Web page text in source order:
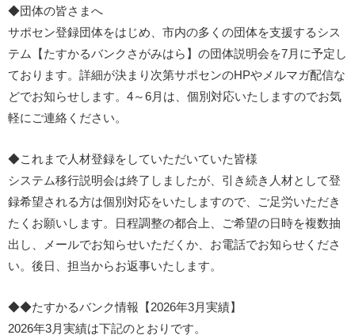
◆団体の皆さまへ
サポセン登録団体をはじめ、市内の多くの団体を支援するシス
テム【たすかるバンクさがみはら】の団体説明会を7月に予定し
ております。詳細が決まり次第サポセンのHPやメルマガ配信な
どでお知らせします。4～6月は、個別対応いたしますのでお気
軽にご連絡ください。
◆これまで人材登録をしていただいていた皆様
システム移行説明会は終了しましたが、引き続き人材として登
録希望される方は個別対応をいたしますので、ご足労いただき
たくお願いします。日程調整の都合上、ご希望の日時を複数抽
出し、メールでお知らせいただくか、お電話でお知らせくださ
い。後日、担当からお返事いたします。
◆◆たすかるバンク情報【2026年3月実績】
2026年3月実績は下記のとおりです。